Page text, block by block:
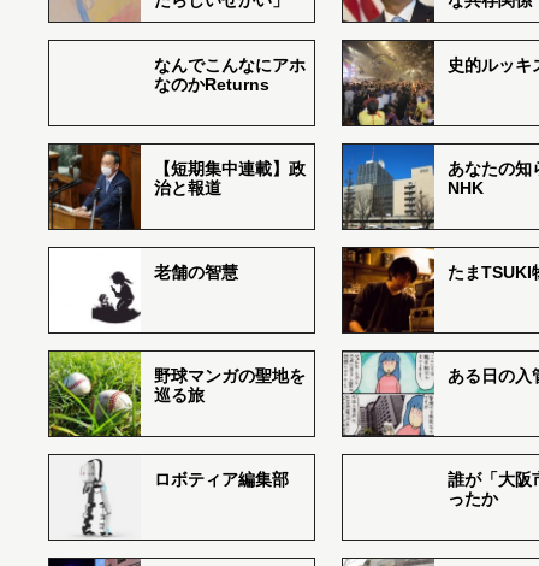
なんでこんなにアホ
なのかReturns
史的ルッキ
【短期集中連載】政
治と報道
あなたの知
NHK
老舗の智慧 たまTSUKI
野球マンガの聖地を
巡る旅
ある日の入
ロボティア編集部
誰が「大阪
ったか